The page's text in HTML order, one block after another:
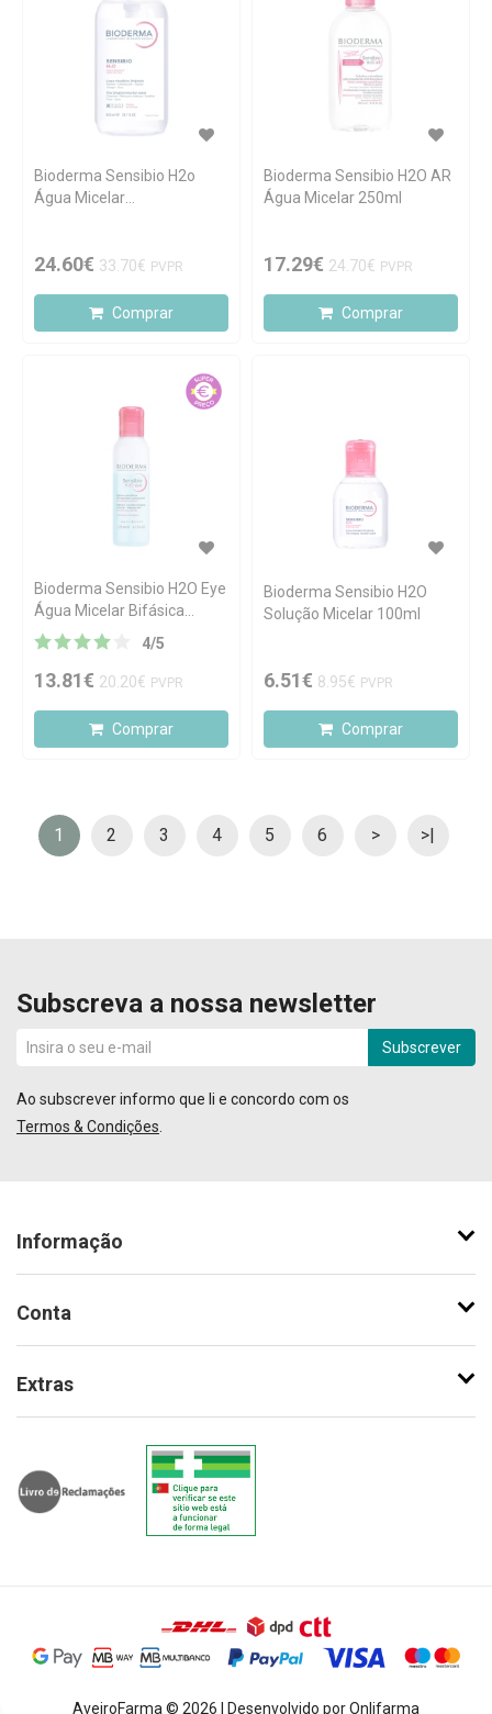
Bioderma Sensibio H2o
Água Micelar
24.60€ 33.70€ PVPR
Comprar
Bioderma Sensibio H2O AR
Água Micelar 250ml
17.29€ 24.70€ PVPR
Comprar
Bioderma Sensibio H2O Eye
Água Micelar Bifásica
125ml
4/5
13.81€ 20.20€ PVPR
Comprar
Bioderma Sensibio H2O
Solução Micelar 100ml
6.51€ 8.95€ PVPR
Comprar
1 2 3 4 5 6 > >|
Subscreva a nossa newsletter
Subscrever
Ao subscrever informo que li e concordo com os
Termos & Condições
Informação
Conta
Extras
AveiroFarma © 2026 | Desenvolvido por Onlifarma